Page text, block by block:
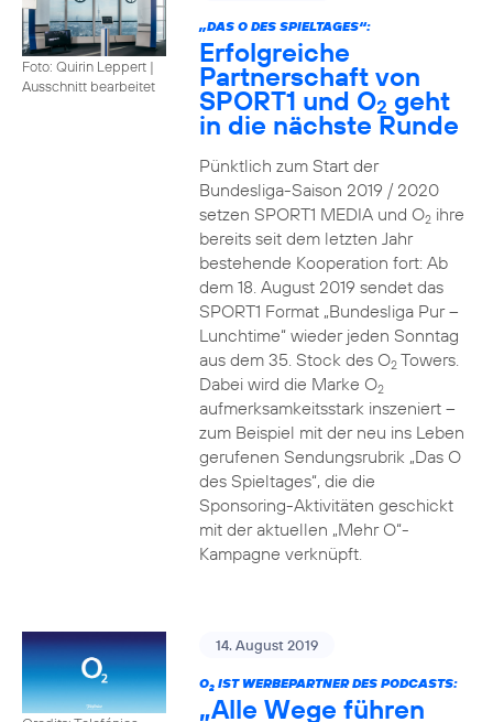
Foto: Quirin Leppert |
Ausschnitt bearbeitet
„DAS O DES SPIELTAGES“:
Erfolgreiche
Partnerschaft von
SPORT1 und O2 geht
in die nächste Runde
Pünktlich zum Start der
Bundesliga-Saison 2019 / 2020
setzen SPORT1 MEDIA und O2ihre
bereits seit dem letzten Jahr
bestehende Kooperation fort: Ab
dem 18. August 2019 sendet das
SPORT1 Format „Bundesliga Pur –
Lunchtime“ wieder jeden Sonntag
aus dem 35. Stock des O2Towers.
Dabei wird die Marke O2
aufmerksamkeitsstark inszeniert –
zum Beispiel mit der neu ins Leben
gerufenen Sendungsrubrik „Das O
des Spieltages“, die die
Sponsoring-Aktivitäten geschickt
mit der aktuellen „Mehr O“-
Kampagne verknüpft.
14. August 2019
O2IST WERBEPARTNER DES PODCASTS:
„Alle Wege führen